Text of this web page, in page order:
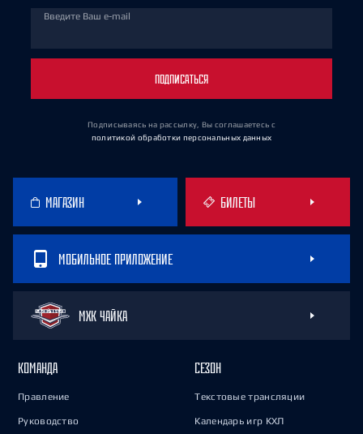
Введите Ваш e-mail
ПОДПИСАТЬСЯ
Подписываясь на рассылку, Вы соглашаетесь с
политикой обработки персональных данных
МАГАЗИН БИЛЕТЫ
МОБИЛЬНОЕ ПРИЛОЖЕНИЕ
МХК ЧАЙКА
КОМАНДА
Правление
Руководство
СЕЗОН
Текстовые трансляции
Календарь игр КХЛ